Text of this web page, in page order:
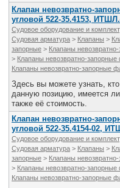
Клапан невозвратно-
угловой 522-35.4153,
Судовое оборудование и
Судовая арматура > Клапаны >
запорные > Клапаны
> Клапаны невозвратно-
Клапаны невозвратно-запорные
Здесь вы можете узнать,
данную позицию, имеется
также её стоимость.
Клапан невозвратно-
угловой 522-35.4154-02,
Судовое оборудование и
Судовая арматура > Клапаны >
запорные > Клапаны
> Клапаны невозвратно-
Клапаны невозвратно-запорные